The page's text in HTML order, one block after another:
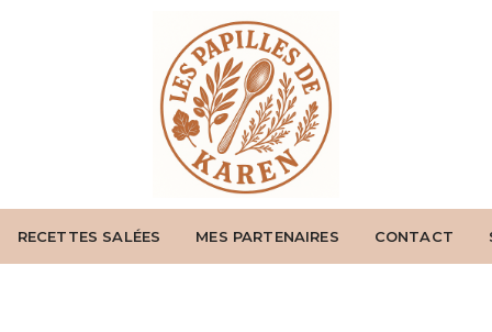
RECETTES SALÉES MES PARTENAIRES CONTACT